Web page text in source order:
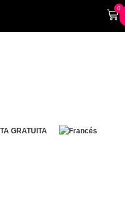
0
GRATUITA